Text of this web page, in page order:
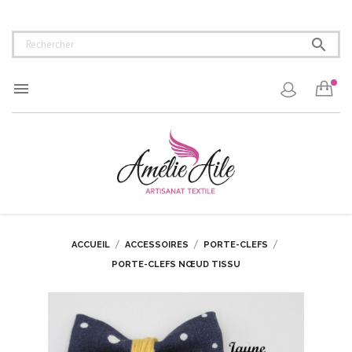


ACCUEIL ACCESSOIRES
PORTE-CLEFS
PORTE-CLEFS NŒUD TISSU